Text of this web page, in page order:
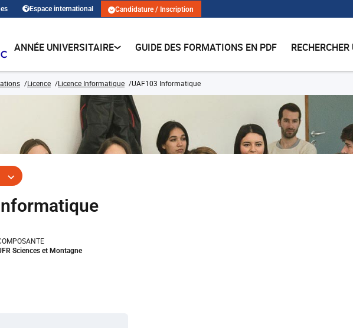
Espace international Candidature / Inscription
ANNÉE UNIVERSITAIRE GUIDE DES FORMATIONS EN PDF RECHERCHER
Licence Licence Informatique UAF103 Informatique
Sciences et Montagne